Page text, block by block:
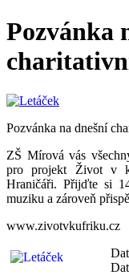
Pozvánka
Pozvánka na dnešní
ZŠ Mírová vás
pro projekt Život v
Hraničáři. Přijďte si
muziku a zároveň
www.zivotvkufriku.cz